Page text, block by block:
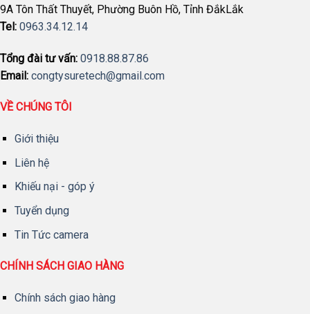
9A Tôn Thất Thuyết, Phường Buôn Hồ, Tỉnh ĐắkLắk
Tel: 0963.34.12.14
Tổng đài tư vấn: 0918.88.87.86
Email: congtysuretech@gmail.com
VỀ CHÚNG TÔI
Giới thiệu
Liên hệ
Khiếu nại - góp ý
Tuyển dụng
Tin Tức camera
CHÍNH SÁCH GIAO HÀNG
Chính sách giao hàng